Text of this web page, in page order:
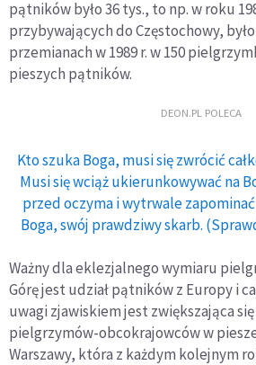
pątników było 36 tys., to np. w roku
przybywających do Częstochowy,
przemianach w 1989 r. w 150
pieszych pątników.
DEON.PL POLECA
Kto szuka Boga, musi się zwrócić
Musi się wciąż ukierunkowywać na
przed oczyma i wytrwale
Boga, swój prawdziwy skarb.
Ważny dla eklezjalnego wymiaru
Górę jest udział pątników z Europy i
uwagi zjawiskiem jest zwiększająca się
pielgrzymów-obcokrajowców w
Warszawy, która z każdym kolejnym